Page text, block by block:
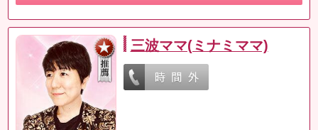
三波ママ(ミナミママ)